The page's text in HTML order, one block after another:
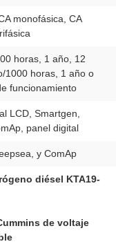
monofásica, CA
horas, 1 año, 12
1000 horas, 1 año o
funcionamiento
LCD, Smartgen,
panel digital
y ComAp
diésel KTA19-
de voltaje